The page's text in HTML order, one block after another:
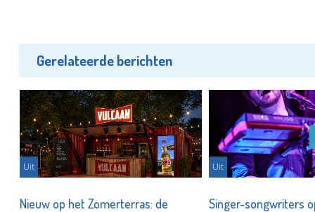
Gerelateerde berichten
Uit
Nieuw op het Zomerterras: de
Uit
Singer-songwriters